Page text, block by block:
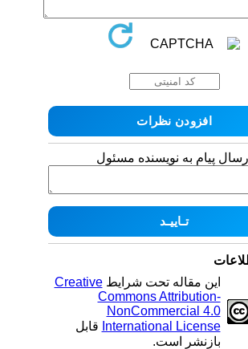
پیام به نویسنده مسئول
این مقاله تحت شرایطCreative
Commons Attribution-
NonCommercial 4.0
International Licenseقابل
بازنشر است.